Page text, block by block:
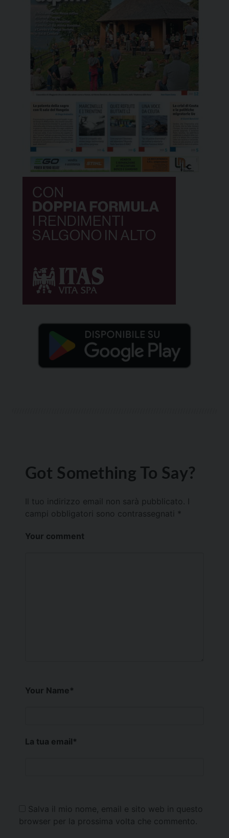
Got Something To Say?
Il tuo indirizzo email non sarà pubblicato.
campi obbligatori sono contrassegnati *
Your comment
Your Name*
La tua email*
Salva il mio nome, email e sito web in questo
browser per la prossima volta che commento.